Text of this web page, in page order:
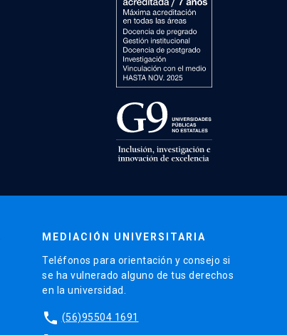
MEDIACIÓN UNIVERSITARIA
Teléfonos para orientación y consejo si
se ha vulnerado alguno de tus derechos
en la universidad.
phone (56)95504 1691